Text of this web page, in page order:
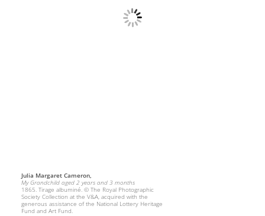
Julia Margaret Cameron,
My Grandchild aged 2 years and 3 months
1865. Tirage albuminé. © The Royal Photographic
Society Collection at the V&A, acquired with the
generous assistance of the National Lottery Heritage
Fund and Art Fund.